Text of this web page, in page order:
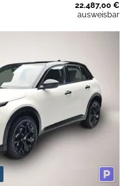
22.487,00 €
ausweisbar